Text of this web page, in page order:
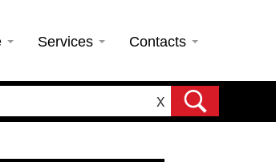
Services Contacts
X